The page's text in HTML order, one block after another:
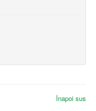
Înapoi sus